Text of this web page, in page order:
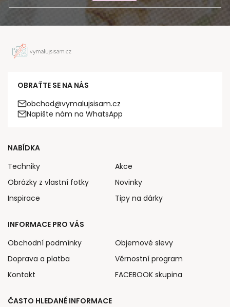
OBRAŤTE SE NA NÁS
obchod@vymalujsisam.cz
Napište nám na WhatsApp
NABÍDKA
Techniky
Obrázky z vlastní fotky
Inspirace
Akce
Novinky
Tipy na dárky
INFORMACE PRO VÁS
Obchodní podmínky
Doprava a platba
Kontakt
Objemové slevy
Věrnostní program
FACEBOOK skupina
ČASTO HLEDANÉ INFORMACE